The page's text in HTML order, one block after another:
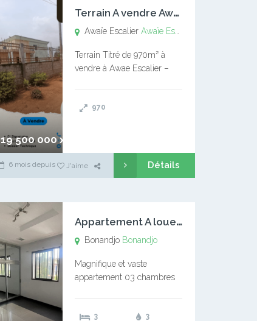
19 500 000 xaf
T
errain A vendre Awaïe Escalier
Awaïe EscalierAwaïe Escalier
Terrain Titré de 970m² à
vendre à Awae Escalier –
l’Université Catholique –
970
6 mois depuis J'aime Détails
A
ppartement A louer Bonandjo
Bonandjo Bonandjo
Magnifique et vaste
appartement 03 chambres
douches 01 vaste salon 01
3
3